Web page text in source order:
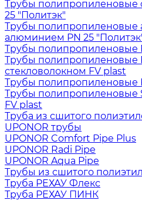
Трубы полипропиленовые
25 "Политэк"
Трубы полипропиленовые
алюминием PN 25
Трубы полипропиленовые
Трубы полипропиленовые
стекловолокном FV plast
Трубы полипропиленовые
Трубы полипропиленовые
FV plast
Труба из сшитого
UPONOR трубы
UPONOR Comfort Pipe Plus
UPONOR Radi Pipe
UPONOR Aqua Pipe
Трубы из сшитого
Труба РЕХАУ Флекс
Труба РЕХАУ ПИНК